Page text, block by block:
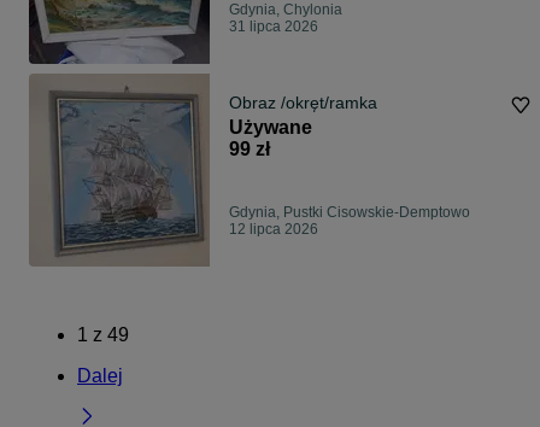
Gdynia, Chylonia
31 lipca 2026
Obraz /okręt/ramka
Używane
99 zł
Gdynia, Pustki Cisowskie-Demptowo
12 lipca 2026
1 z 49
Dalej